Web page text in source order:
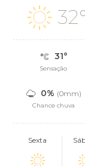
31°
Sensação
0% (0mm)
Chance chuva
Sexta